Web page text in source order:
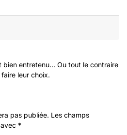
bien entretenu... Ou tout le contraire
leur choix.
pas publiée. Les champs
*